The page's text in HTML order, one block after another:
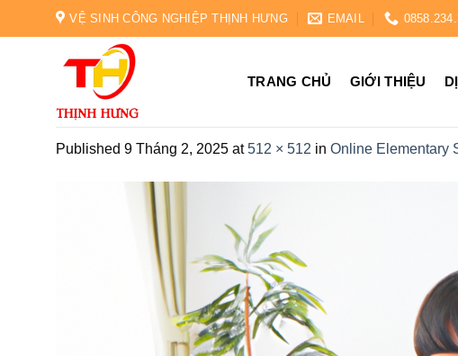
VỆ SINH CÔNG NGHIỆP THỊNH HƯNG EMAIL
TRANG CHỦ GIỚI THIỆU
Published 9 Tháng 2, 2025 at512 × 512 in Online Elementary